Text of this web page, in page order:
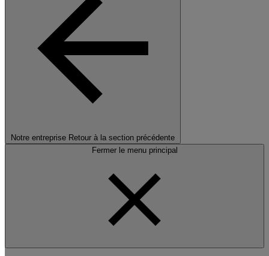
Notre entreprise Retour à la section précédente
Fermer le menu principal